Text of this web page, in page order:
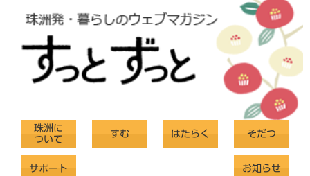
珠洲に
ついて
すむ はたらく そだつ
サポート お知らせ